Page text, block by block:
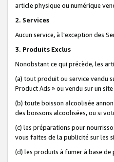
article physique ou numérique
2. Services
Aucun service, à l'exception des
3. Produits Exclus
Nonobstant ce qui précède, les
(a) tout produit ou service vendu
Product Ads » ou vendu sur un
(b) toute boisson alcoolisée
des boissons alcoolisées, ou si
(c) les préparations pour
vous faites de la publicité sur les
(d) les produits à fumer à base de